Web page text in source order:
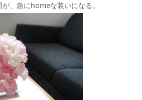
、急にhomeな装いになる。